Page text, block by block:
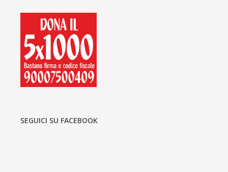
SEGUICI SU FACEBOOK